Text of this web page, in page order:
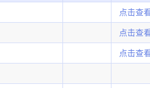
点击查
点击查
点击查